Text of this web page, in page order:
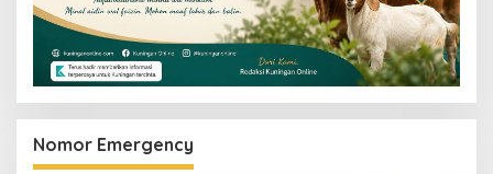
Nomor Emergency